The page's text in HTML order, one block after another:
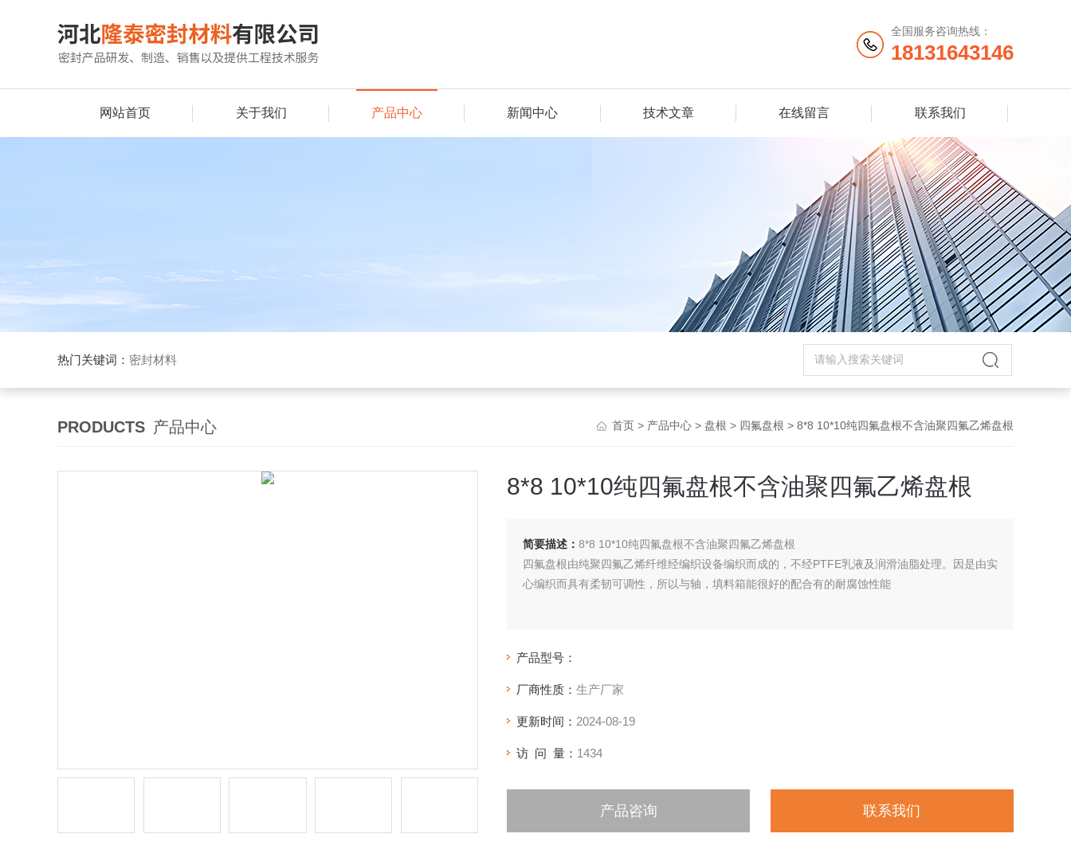
全国服务咨询热线：
18131643146
网站首页 关于我们 产品中心 新闻中心 技术文章 在线留言 联系我们
热门关键词： 密封材料
PRODUCTS 产品中心 首页 > 产品中心 > 盘根 > 四氟盘根 > 8*8 10*10纯四氟盘根不含油聚四氟乙烯盘根
8*8 10*10纯四氟盘根不含油聚四氟乙烯盘根
简要描述： 8*8 10*10纯四氟盘根不含油聚四氟乙烯盘根
四氟盘根由纯聚四氟乙烯纤维经编织设备编织而成的，不经PTFE乳液及润滑油脂处理。因是由实
心编织而具有柔韧可调性，所以与轴，填料箱能很好的配合有的耐腐蚀性能
产品型号：
厂商性质： 生产厂家
更新时间： 2024-08-19
访 问 量： 1434
产品咨询 联系我们